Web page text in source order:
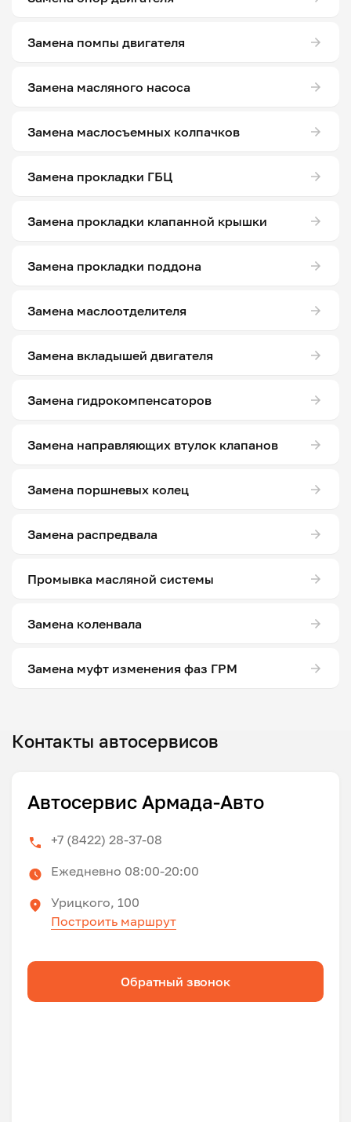
Замена помпы двигателя
Замена масляного насоса
Замена маслосъемных колпачков
Замена прокладки ГБЦ
Замена прокладки клапанной крышки
Замена прокладки поддона
Замена маслоотделителя
Замена вкладышей двигателя
Замена гидрокомпенсаторов
Замена направляющих втулок клапанов
Замена поршневых колец
Замена распредвала
Промывка масляной системы
Замена коленвала
Замена муфт изменения фаз ГРМ
Контакты автосервисов
Автосервис Армада-Авто
+7 (8422) 28-37-08
Ежедневно 08:00-20:00
Урицкого, 100
Построить маршрут
Обратный звонок